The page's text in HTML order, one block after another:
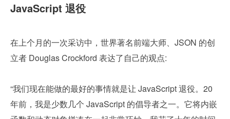
JavaScript 退役
在上个月的一次采访中，世界著名前端大师、JSON 的创
立者 Douglas Crockford 表达了自己的观点:
“我们现在能做的最好的事情就是让 JavaScript 退役。20
年前，我是少数几个 JavaScript 的倡导者之一。它将内嵌